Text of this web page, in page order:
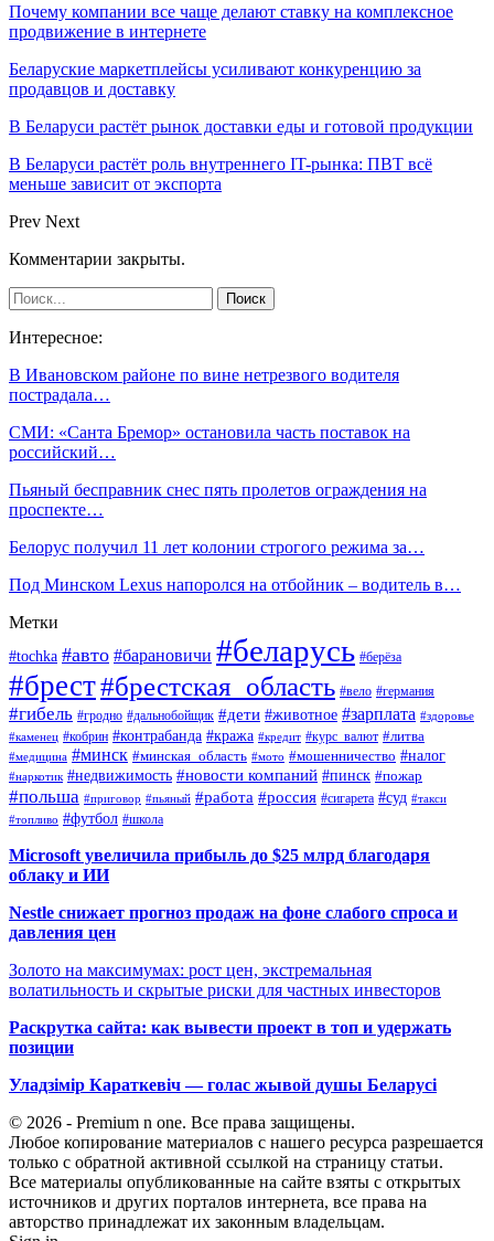
Почему компании все чаще делают ставку на комплексное
продвижение в интернете
Беларуские маркетплейсы усиливают конкуренцию за
продавцов и доставку
В Беларуси растёт рынок доставки еды и готовой продукции
В Беларуси растёт роль внутреннего IT-рынка: ПВТ всё
меньше зависит от экспорта
Prev Next
Комментарии закрыты.
Интересное:
В Ивановском районе по вине нетрезвого водителя
пострадала…
СМИ: «Санта Бремор» остановила часть поставок на
российский…
Пьяный бесправник снес пять пролетов ограждения на
проспекте…
Белорус получил 11 лет колонии строгого режима за…
Под Минском Lexus напоролся на отбойник – водитель в…
Метки
#tochka #авто #барановичи #беларусь #берёза
#брест#брестская_область #вело #германия
#гибель #гродно #дальнобойщик #дети #животное #зарплата #здоровье
#каменец #кобрин #контрабанда #кража #кредит #курс_валют #литва
#медицина #минск #минская_область #мото #мошенничество #налог
#наркотик #недвижимость #новости компаний #пинск #пожар
#польша #приговор #пьяный #работа #россия #сигарета #суд #такси
#топливо #футбол #школа
Microsoft увеличила прибыль до $25 млрд благодаря
облаку и ИИ
Nestle снижает прогноз продаж на фоне слабого спроса и
давления цен
Золото на максимумах: рост цен, экстремальная
волатильность и скрытые риски для частных инвесторов
Раскрутка сайта: как вывести проект в топ и удержать
позиции
Уладзімір Караткевіч — голас жывой душы Беларусі
© 2026 - Premium n one. Все права защищены.
Любое копирование материалов с нашего ресурса разрешается
только с обратной активной ссылкой на страницу статьи.
Все материалы опубликованные на сайте взяты с открытых
источников и других порталов интернета, все права на
авторство принадлежат их законным владельцам.